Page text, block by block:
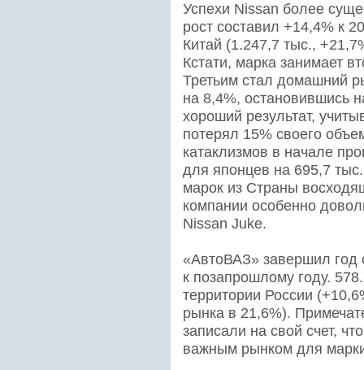
Успехи Nissan более
рост составил +14,4% к
Китай (1.247,7 тыс.,
Кстати, марка занимает
Третьим стал домашний
на 8,4%, остановившись
хороший результат,
потерял 15% своего
катаклизмов в начале
для японцев на 695,7
марок из Страны
компании особенно
Nissan Juke.
«АвтоВАЗ» завершил год
к позапрошлому году.
территории России
рынка в 21,6%).
записали на свой счет,
важным рынком для